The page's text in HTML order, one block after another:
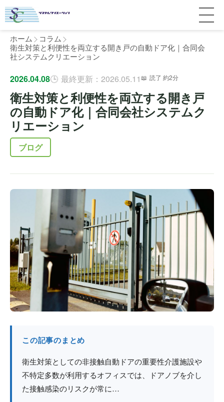
サービス紹介
料金
補助金
よくある質問
個人宅
マンション
介護・医療施設
ホテル
工場・倉庫
防火戸
全国対応について
東京
埼玉
茨城
栃木
群馬
施工事例
完全ガイド
製品比較
用語集
コラム
最新情報
個人のお客様へ
法人のお客様へ
ホーム
コラム
衛生対策と利便性を両立する開き戸の自動ドア化｜合同会
社システムクリエーション
2026.04.08 最終更新：2026.05.11 読了 約2分
衛生対策と利便性を両立する開き戸
の自動ドア化｜合同会社システムク
リエーション
ブログ
この記事のまとめ
衛生対策としての非接触自動ドアの重要性介護施設や
不特定多数が利用するオフィスでは、ドアノブを介し
た接触感染のリスクが常に…